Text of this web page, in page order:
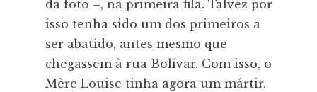
da foto –, na primeira fila. Talvez por
isso tenha sido um dos primeiros a
ser abatido, antes mesmo que
chegassem à rua Bolívar. Com isso, o
Mère Louise tinha agora um mártir.